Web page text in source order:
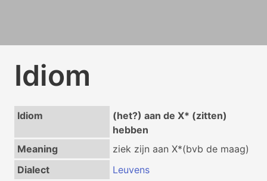
Idiom
Idiom
(het?) aan de X* (zitten)
hebben
Meaning
ziek zijn aan X*(bvb de maag)
Dialect
Leuvens